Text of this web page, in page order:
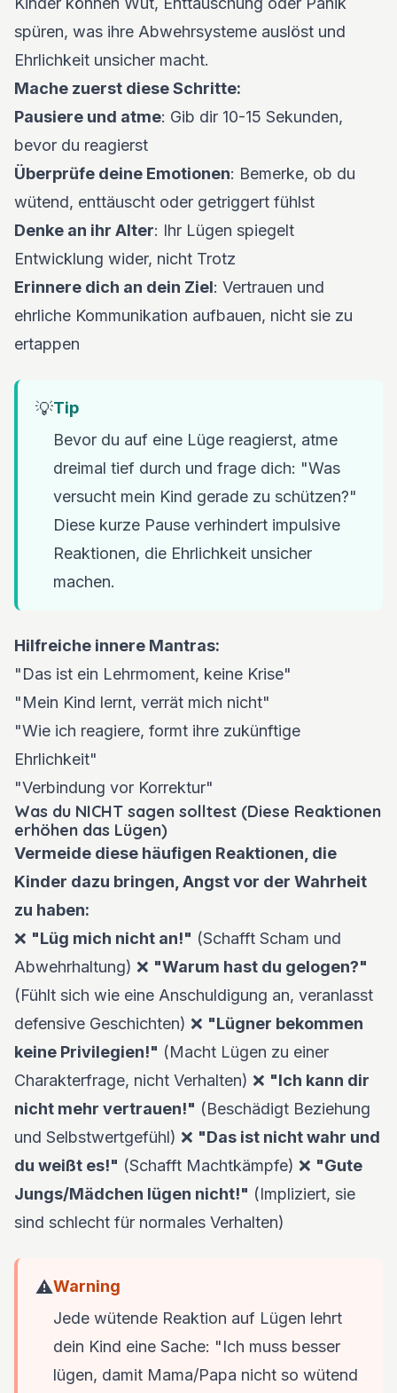
spüren, was ihre Abwehrsysteme auslöst und
Ehrlichkeit unsicher macht.
Mache zuerst diese Schritte:
Pausiere und atme: Gib dir 10-15 Sekunden,
bevor du reagierst
Überprüfe deine Emotionen: Bemerke, ob du
wütend, enttäuscht oder getriggert fühlst
Denke an ihr Alter: Ihr Lügen spiegelt
Entwicklung wider, nicht Trotz
Erinnere dich an dein Ziel: Vertrauen und
ehrliche Kommunikation aufbauen, nicht sie zu
ertappen
💡Tip
Bevor du auf eine Lüge reagierst, atme
dreimal tief durch und frage dich: "Was
versucht mein Kind gerade zu schützen?"
Diese kurze Pause verhindert impulsive
Reaktionen, die Ehrlichkeit unsicher
machen.
Hilfreiche innere Mantras:
"Das ist ein Lehrmoment, keine Krise"
"Mein Kind lernt, verrät mich nicht"
"Wie ich reagiere, formt ihre zukünftige
Ehrlichkeit"
"Verbindung vor Korrektur"
Was du NICHT sagen solltest (Diese Reaktionen
erhöhen das Lügen)
Vermeide diese häufigen Reaktionen, die
Kinder dazu bringen, Angst vor der Wahrheit
zu haben:
❌ "Lüg mich nicht an!" (Schafft Scham und
Abwehrhaltung) ❌ "Warum hast du gelogen?"
(Fühlt sich wie eine Anschuldigung an, veranlasst
defensive Geschichten) ❌ "Lügner bekommen
keine Privilegien!" (Macht Lügen zu einer
Charakterfrage, nicht Verhalten) ❌ "Ich kann dir
nicht mehr vertrauen!" (Beschädigt Beziehung
und Selbstwertgefühl) ❌ "Das ist nicht wahr und
du weißt es!" (Schafft Machtkämpfe) ❌ "Gute
Jungs/Mädchen lügen nicht!" (Impliziert, sie
sind schlecht für normales Verhalten)
⚠️Warning
Jede wütende Reaktion auf Lügen lehrt
dein Kind eine Sache: "Ich muss besser
lügen, damit Mama/Papa nicht so wütend